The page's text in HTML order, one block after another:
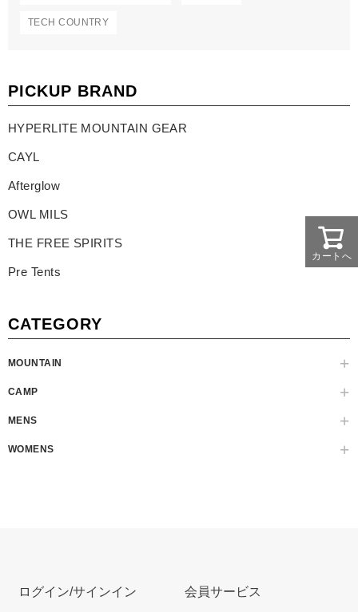
TECH COUNTRY
PICKUP BRAND
HYPERLITE MOUNTAIN GEAR
CAYL
Afterglow
OWL MILS
THE FREE SPIRITS
Pre Tents
CATEGORY
MOUNTAIN
CAMP
MENS
WOMENS
カートへ
ログイン/サインイン 会員サービス